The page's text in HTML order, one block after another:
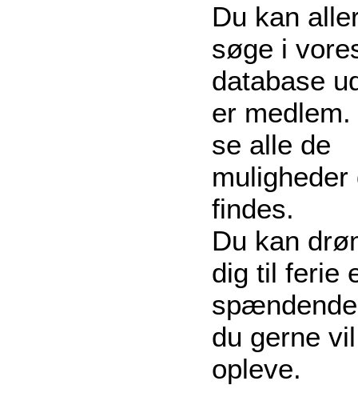
Du kan
søge i
database
er
se alle de
muligheder
findes.
Du kan
dig til ferie
du gerne vil
opleve.